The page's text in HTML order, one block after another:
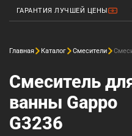
ГАРАНТИЯ ЛУЧШЕЙ ЦЕНЫ
Главная Каталог Смесители
Смеситель
ванны Gappo
G3236